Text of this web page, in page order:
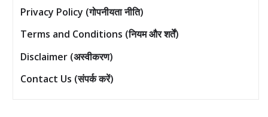
Privacy Policy (गोपनीयता नीति)
Terms and Conditions (नियम और शर्तें)
Disclaimer (अस्वीकरण)
Contact Us (संपर्क करें)